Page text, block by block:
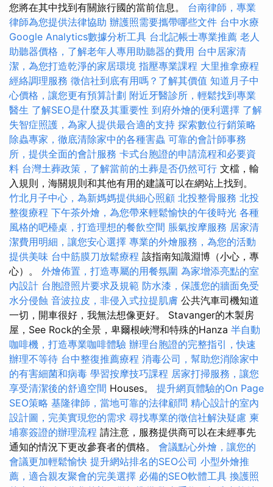
您將在其中找到有關旅行國的當前信息。 台南律師，專業
律師為您提供法律協助 辦護照需要攜帶哪些文件 台中水療
Google Analytics數據分析工具 台北記帳士專業推薦 老人
助聽器價格，了解老年人專用助聽器的費用 台中居家清
潔，為您打造乾淨的家居環境 指壓專業課程 大里推拿療程
經絡調理服務 徵信社到底有用嗎？了解其價值 知道月子中
心價格，讓您更有預算計劃 附近牙醫診所，輕鬆找到專業
醫生 了解SEO是什麼及其重要性 到府外燴的便利選擇 了解
失智症照護，為家人提供最合適的支持 探索數位行銷策略
除蟲專家，徹底清除家中的各種害蟲 可靠的會計師事務
所，提供全面的會計服務 卡式台胞證的申請流程和必要資
料 台灣土葬政策，了解當前的土葬是否仍然可行 文檔，輸
入規則，海關規則和其他有用的建議可以在網站上找到。
竹北月子中心，為新媽媽提供細心照顧 北投整骨服務 北投
整復療程 下午茶外燴，為您帶來輕鬆愉快的午後時光 各種
風格的吧檯桌，打造理想的餐飲空間 脹氣按摩服務 居家清
潔費用明細，讓您安心選擇 專業的外燴服務，為您的活動
提供美味 台中筋膜刀放鬆療程 該指南知識淵博（小心，專
心）。 外燴佈置，打造專屬的用餐氛圍 為家增添亮點的室
內設計 台胞證照片要求及規範 防水漆，保護您的牆面免受
水分侵蝕 音波拉皮，非侵入式拉提肌膚 公共汽車司機知道
一切，開車很好，我無法想像更好。 Stavanger的木製房
屋，See Rock的全景，卑爾根峽灣和特殊的Hanza 半自動
咖啡機，打造專業咖啡體驗 辦理台胞證的完整指引，快速
辦理不等待 台中整復推薦療程 消毒公司，幫助您消除家中
的有害細菌和病毒 學習按摩技巧課程 居家打掃服務，讓您
享受清潔後的舒適空間 Houses。 提升網頁體驗的On Page
SEO策略 基隆律師，當地可靠的法律顧問 精心設計的室內
設計圖，完美實現您的需求 尋找專業的徵信社解決疑慮 柬
埔寨簽證的辦理流程 請注意，服務提供商可以在未經事先
通知的情況下更改參賽者的價格。 會議點心外燴，讓您的
會議更加輕鬆愉快 提升網站排名的SEO公司 小型外燴推
薦，適合親友聚會的完美選擇 必備的SEO軟體工具 換護照